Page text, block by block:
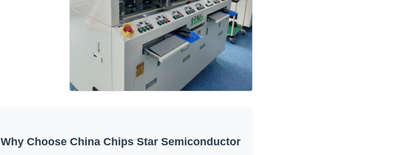
Why Choose China Chips Star Semiconductor?